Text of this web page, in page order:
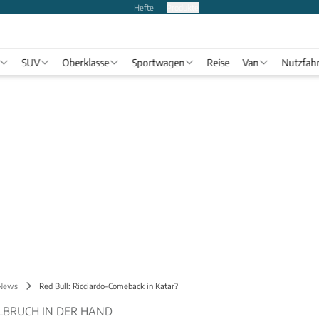
Hefte
SUV Oberklasse Sportwagen Reise Van
Red Bull: Ricciardo-Comeback in Katar?
IN DER HAND